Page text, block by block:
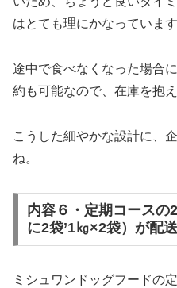
はとても理にかなっています
途中で食べなくなった場合
約も可能なので、在庫を抱
こうした細やかな設計に、
ね。
内容６・定期コースの
に2袋’1㎏×2袋）が配
ミシュワンドッグフードの